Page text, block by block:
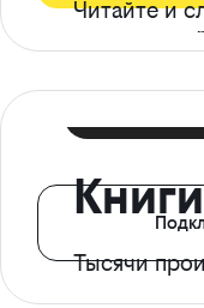
Читайте и
Книги
Тысячи
с доступом